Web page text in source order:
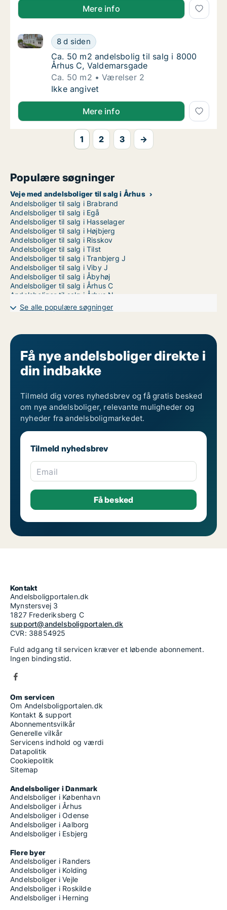
Mere info
Ca. 50 m2 andelsbolig til salg i 8000 Århus
8 d siden
Ca. 50 m2 andelsbolig til salg i 8000 Århus C,
Ca. 50 m2 andelsbolig til salg i 8000 Århus
Ca. 50 m2 andelsbolig til salg i 8000
Århus C, Valdemarsgade
Ca. 50 m2
Værelser 2
Ca. 50 m2 andelsbolig til salg i 8000 Århus
Ikke angivet
Mere info
1 2 3 →
Populære søgninger
Veje med andelsboliger til salg i Århus
Andelsboliger til salg i Brabrand
Andelsboliger til salg i Egå
Andelsboliger til salg i Hasselager
Andelsboliger til salg i Højbjerg
Andelsboliger til salg i Risskov
Andelsboliger til salg i Tilst
Andelsboliger til salg i Tranbjerg J
Andelsboliger til salg i Viby J
Andelsboliger til salg i Åbyhøj
Andelsboliger til salg i Århus C
Andelsboliger til salg i Århus N
Andelsboliger til salg i Århus V
Se alle populære søgninger
Få nye andelsboliger direkte i
din indbakke
Tilmeld dig vores nyhedsbrev og få gratis besked
om nye andelsboliger, relevante muligheder og
nyheder fra andelsboligmarkedet.
Tilmeld nyhedsbrev
Email
Kontakt
Andelsboligportalen.dk
Mynstersvej 3
1827 Frederiksberg C
support@andelsboligportalen.dk
CVR: 38854925
Fuld adgang til servicen kræver et løbende abonnement.
Ingen bindingstid.
Om servicen
Om Andelsboligportalen.dk
Kontakt & support
Abonnementsvilkår
Generelle vilkår
Servicens indhold og værdi
Datapolitik
Cookiepolitik
Sitemap
Andelsboliger i Danmark
Andelsboliger i København
Andelsboliger i Århus
Andelsboliger i Odense
Andelsboliger i Aalborg
Andelsboliger i Esbjerg
Flere byer
Andelsboliger i Randers
Andelsboliger i Kolding
Andelsboliger i Vejle
Andelsboliger i Roskilde
Andelsboliger i Herning